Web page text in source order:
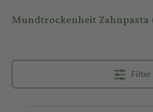
Mundtrockenheit Zahnpasta
Filter